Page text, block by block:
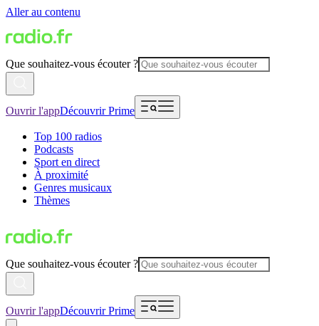
Aller au contenu
Que souhaitez-vous écouter ?
Ouvrir l'appDécouvrir Prime
Top 100 radios
Podcasts
Sport en direct
À proximité
Genres musicaux
Thèmes
Que souhaitez-vous écouter ?
Ouvrir l'appDécouvrir Prime